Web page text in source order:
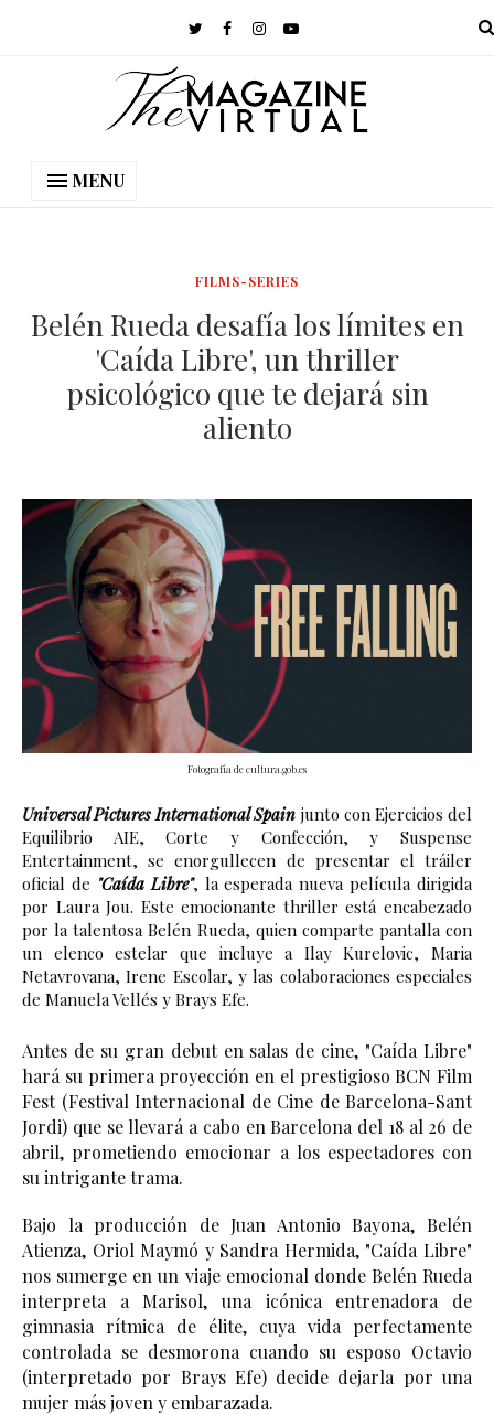
MENU
FILMS-SERIES
Belén Rueda desafía los límites en
'Caída Libre', un thriller
psicológico que te dejará sin
aliento
Fotografía de cultura.gob.es
Universal Pictures International Spain junto con Ejercicios del
Equilibrio AIE, Corte y Confección, y Suspense
Entertainment, se enorgullecen de presentar el tráiler
oficial de "Caída Libre", la esperada nueva película dirigida
por Laura Jou. Este emocionante thriller está encabezado
por la talentosa Belén Rueda, quien comparte pantalla con
un elenco estelar que incluye a Ilay Kurelovic, Maria
Netavrovana, Irene Escolar, y las colaboraciones especiales
de Manuela Vellés y Brays Efe.
Antes de su gran debut en salas de cine, "Caída Libre"
hará su primera proyección en el prestigioso BCN Film
Fest (Festival Internacional de Cine de Barcelona-Sant
Jordi) que se llevará a cabo en Barcelona del 18 al 26 de
abril, prometiendo emocionar a los espectadores con
su intrigante trama.
Bajo la producción de Juan Antonio Bayona, Belén
Atienza, Oriol Maymó y Sandra Hermida, "Caída Libre"
nos sumerge en un viaje emocional donde Belén Rueda
interpreta a Marisol, una icónica entrenadora de
gimnasia rítmica de élite, cuya vida perfectamente
controlada se desmorona cuando su esposo Octavio
(interpretado por Brays Efe) decide dejarla por una
mujer más joven y embarazada.